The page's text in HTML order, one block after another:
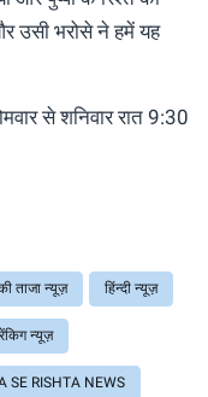
उसी भरोसे ने हमें यह
से शनिवार रात 9:30
ताजा न्यूज़ हिंन्दी न्यूज़
न्यूज़
SE RISHTA NEWS